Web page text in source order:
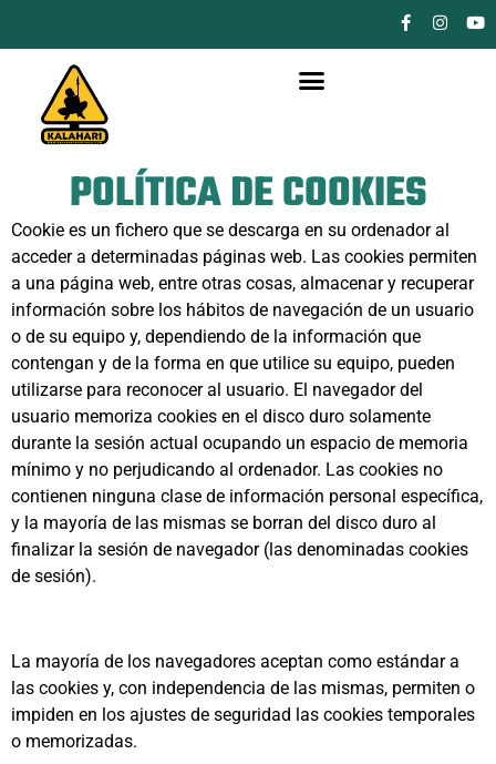
POLÍTICA DE COOKIES
Cookie es un fichero que se descarga en su ordenador al
acceder a determinadas páginas web. Las cookies permiten
a una página web, entre otras cosas, almacenar y recuperar
información sobre los hábitos de navegación de un usuario
o de su equipo y, dependiendo de la información que
contengan y de la forma en que utilice su equipo, pueden
utilizarse para reconocer al usuario. El navegador del
usuario memoriza cookies en el disco duro solamente
durante la sesión actual ocupando un espacio de memoria
mínimo y no perjudicando al ordenador. Las cookies no
contienen ninguna clase de información personal específica,
y la mayoría de las mismas se borran del disco duro al
finalizar la sesión de navegador (las denominadas cookies
de sesión).
La mayoría de los navegadores aceptan como estándar a
las cookies y, con independencia de las mismas, permiten o
impiden en los ajustes de seguridad las cookies temporales
o memorizadas.